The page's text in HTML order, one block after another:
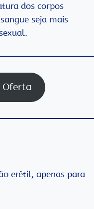
dos corpos
seja mais
Oferta
erétil, apenas para